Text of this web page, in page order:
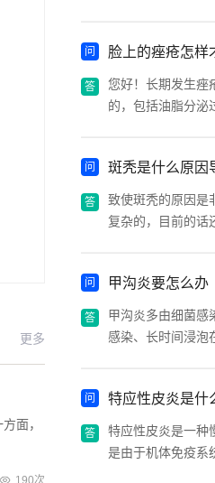
更多
面，
190次
脸上的痤疮怎样
您好！长期发生痤
的，包括油脂分泌
斑秃是什么原因
致使斑秃的原因是
复杂的，目前的话
甲沟炎要怎么办
甲沟炎多由细菌感
感染、长时间浸泡
特应性皮炎是什
特应性皮炎是一种
是由于机体免疫系